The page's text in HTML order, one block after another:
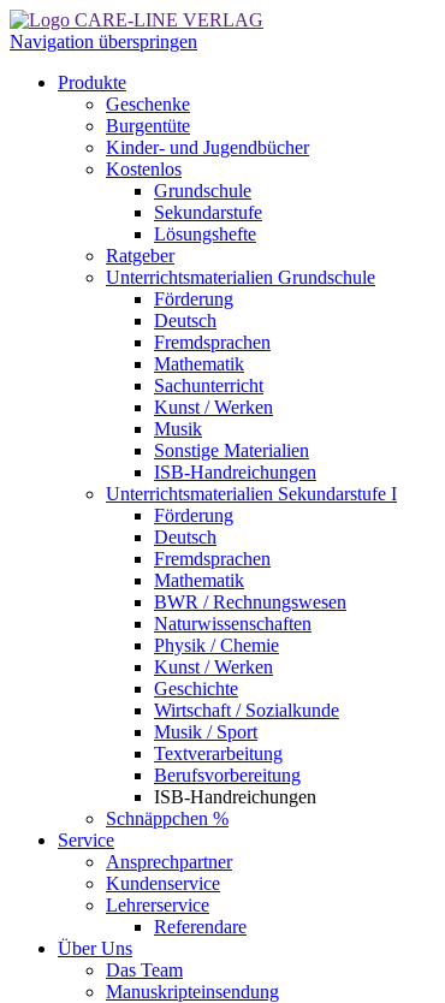
Navigation überspringen
Produkte
Geschenke
Burgentüte
Kinder- und Jugendbücher
Kostenlos
Grundschule
Sekundarstufe
Lösungshefte
Ratgeber
Unterrichtsmaterialien Grundschule
Förderung
Deutsch
Fremdsprachen
Mathematik
Sachunterricht
Kunst / Werken
Musik
Sonstige Materialien
ISB-Handreichungen
Unterrichtsmaterialien Sekundarstufe I
Förderung
Deutsch
Fremdsprachen
Mathematik
BWR / Rechnungswesen
Naturwissenschaften
Physik / Chemie
Kunst / Werken
Geschichte
Wirtschaft / Sozialkunde
Musik / Sport
Textverarbeitung
Berufsvorbereitung
ISB-Handreichungen
Schnäppchen %
Service
Ansprechpartner
Kundenservice
Lehrerservice
Referendare
Über Uns
Das Team
Manuskripteinsendung